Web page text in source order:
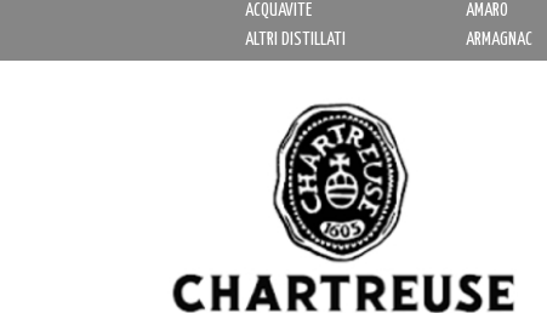
ACQUAVITE
ALTRI DISTILLATI
AMARO
ARMAGNAC